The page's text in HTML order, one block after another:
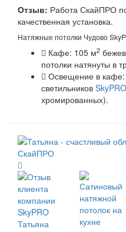
Отзыв: Работа СкайПРО
качественная установка.
Натяжные потолки Чудово
Кафе: 105 м2
потолки натянуты в
Освещение в кафе:
светильников
хромированных).